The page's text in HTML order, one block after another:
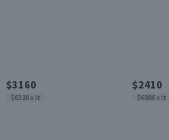
$3160
$6320 x lt
$2410
$6886 x lt